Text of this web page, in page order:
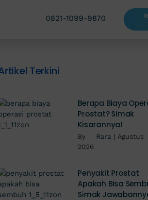
0821-1099-9870
Terkini
Berapa Biaya
Prostat? Simak
Kisarannya!
By Rara |
2026
Penyakit Prostat
Apakah Bisa
Simak